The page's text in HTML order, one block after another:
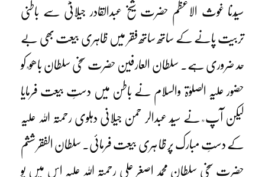
سیّدنا غوث الاعظم حضرت شیخ عبدالقادر جیلانیؓ سے باطنی
تربیت پانے کے ساتھ ساتھ فقر میں ظاہری بیعت بھی بے
حد ضروری ہے۔ سلطان العارفین حضرت سخی سلطان باھو ؒ کو
حضور علیہ الصلوٰۃ والسلام نے باطن میں دستِ بیعت فرمایا
لیکن آپ ؒ نے سیّد عبدالر حمن جیلانی دہلوی رحمتہ اللہ علیہ
کے دستِ مبارک پر ظا ہری بیعت فرمائی۔ سلطان الفقر ششم
حضرت سخی سلطان محمد اصغر علی رحمتہ اللہ علیہ اس میں پو